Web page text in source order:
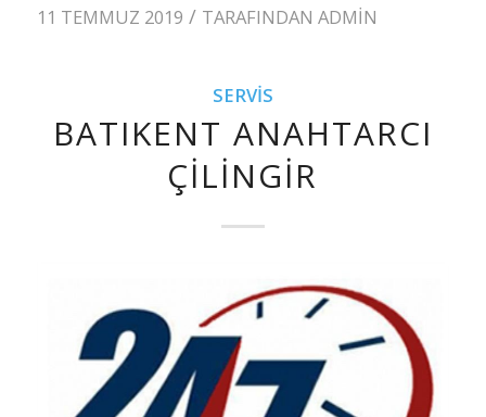
11 TEMMUZ 2019 / TARAFINDAN ADMIN
SERVIS
BATIKENT ANAHTARCI
ÇILINGIR